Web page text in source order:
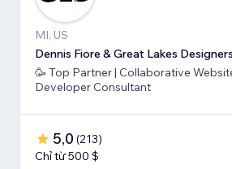
MI, US
Dennis Fiore & Great Lakes Designers
🥳 Top Partner | Collaborative
Developer Consultant
5,0 (213)
Chỉ từ 500 $